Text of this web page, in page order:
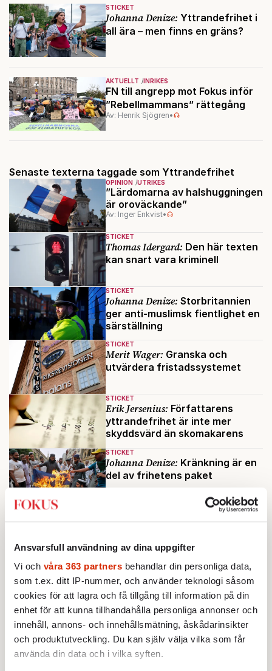
Ansvarsfull användning av dina uppgifter
Vi och våra 363 partners behandlar din personliga data,
som t.ex. ditt IP-nummer, och använder teknologi såsom
cookies för att lagra och få tillgång till information på din
enhet för att kunna tillhandahålla personliga annonser och
innehåll, annons- och innehållsmätning, åskådarinsikter
och produktutveckling. Du kan själv välja vilka som får
använda din data och i vilka syften.
STICKET
Johanna Denize: Yttrandefrihet i
all ära – men finns en gräns?
AKTUELLT INRIKES
FN till angrepp mot Fokus inför
”Rebellmammans” rättegång
Av: Henrik Sjögren•
Senaste texterna taggade som Yttrandefrihet
OPINION UTRIKES
”Lärdomarna av halshuggningen
är oroväckande”
Av: Inger Enkvist•
STICKET
Thomas Idergard: Den här texten
kan snart vara kriminell
STICKET
Johanna Denize: Storbritannien
ger anti-muslimsk fientlighet en
särställning
STICKET
Merit Wager: Granska och
utvärdera fristadssystemet
STICKET
Erik Jersenius: Författarens
yttrandefrihet är inte mer
skyddsvärd än skomakarens
STICKET
Johanna Denize: Kränkning är en
del av frihetens paket
Hitleräpplen var
Nu är det bara påven som står
upp för yttrandefriheten
Av: Erik Thyselius•
Ladda fler
Mest lästa